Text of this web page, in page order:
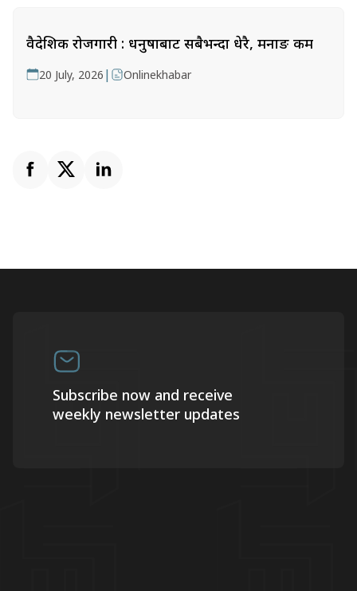
वैदेशिक रोजगारी : धनुषाबाट सबैभन्दा धेरै, मनाङ कम
20 July, 2026 | Onlinekhabar
Subscribe now and receive
weekly newsletter updates